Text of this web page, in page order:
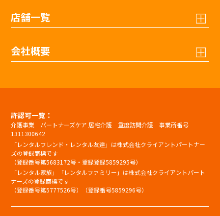
店舗一覧
会社概要
許認可一覧：
介護事業 パートナーズケア 居宅介護 重度訪問介護 事業所番号
1311300642
「レンタルフレンド・レンタル友達」は株式会社クライアントパートナー
ズの登録商標です
（登録番号第5683172号・登録登録5859295号）
「レンタル家族」「レンタルファミリー」は株式会社クライアントパート
ナーズの登録商標です
（登録番号第5777526号）（登録番号5859296号）